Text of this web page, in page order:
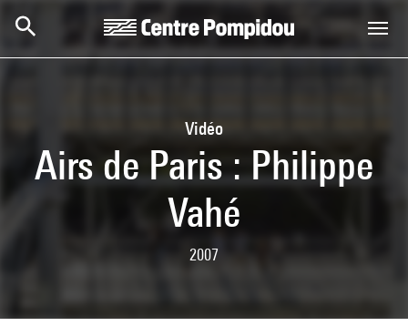
Vidéo
Airs de Paris : Philippe
Vahé
2007